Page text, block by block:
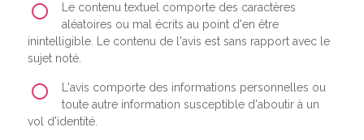
Le contenu textuel comporte des caractères
aléatoires ou mal écrits au point d'en être
inintelligible. Le contenu de l'avis est sans rapport avec le
sujet noté.
L'avis comporte des informations personnelles ou
toute autre information susceptible d'aboutir à un
vol d'identité.